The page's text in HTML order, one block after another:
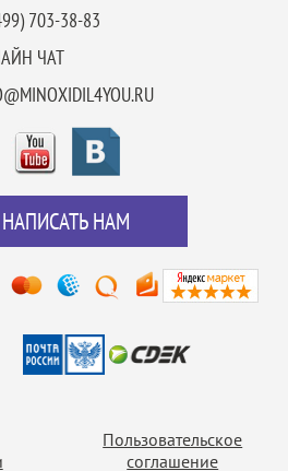
703-38-83
ЧАТ
НАПИСАТЬ НАМ
Пользовательское
соглашение